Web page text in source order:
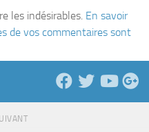
les indésirables. En savoir
de vos commentaires sont